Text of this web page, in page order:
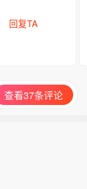
回复TA
查看37条评论